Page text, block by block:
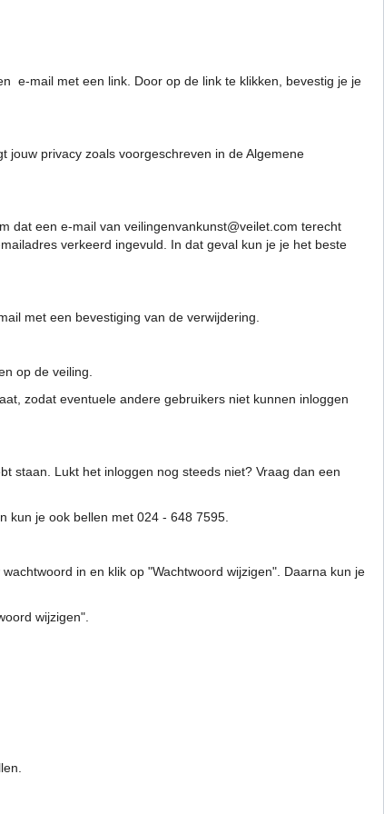
e-mail met een link. Door op de link te klikken, bevestig je je
jouw privacy zoals voorgeschreven in de Algemene
dat een e-mail van veilingenvankunst@veilet.com terecht
verkeerd ingevuld. In dat geval kun je je het beste
met een bevestiging van de verwijdering.
op de veiling.
zodat eventuele andere gebruikers niet kunnen inloggen
staan. Lukt het inloggen nog steeds niet? Vraag dan een
kun je ook bellen met 024 - 648 7595.
in en klik op "Wachtwoord wijzigen". Daarna kun je
wijzigen".